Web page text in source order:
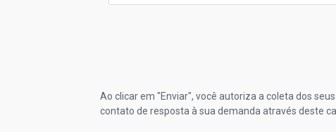
Ao clicar em "Enviar", você autoriza a coleta dos
contato de resposta à sua demanda através deste